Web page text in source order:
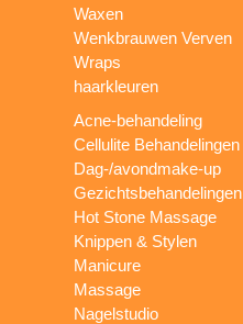
Waxen
Wenkbrauwen Verven
Wraps
haarkleuren
Acne-behandeling
Cellulite Behandelingen
Dag-/avondmake-up
Gezichtsbehandelingen
Hot Stone Massage
Knippen & Stylen
Manicure
Massage
Nagelstudio